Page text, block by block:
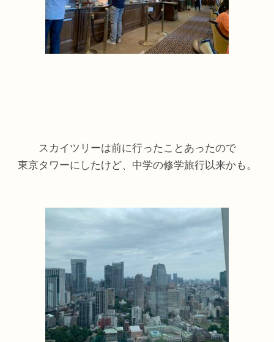
スカイツリーは前に行ったことあったので
東京タワーにしたけど、中学の修学旅行以来かも。